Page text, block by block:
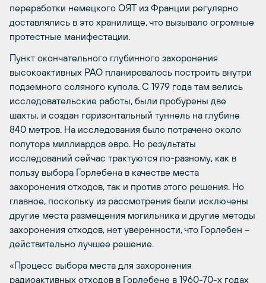
переработки немецкого ОЯТ из Франции регулярно
доставлялись в это хранилище, что вызывало огромные
протестные манифестации.
Пункт окончательного глубинного захоронения
высокоактивных РАО планировалось построить внутри
подземного соляного купола. С 1979 года там велись
исследовательские работы, были пробурены две
шахты, и создан горизонтальный туннель на глубине
840 метров. На исследования было потрачено около
полутора миллиардов евро. Но результаты
исследований сейчас трактуются по-разному, как в
пользу выбора Горлебена в качестве места
захоронения отходов, так и против этого решения. Но
главное, поскольку из рассмотрения были исключены
другие места размещения могильника и другие методы
захоронения отходов, нет уверенности, что Горлебен –
действительно лучшее решение.
«Процесс выбора места для захоронения
радиоактивных отходов в Горлебене в 1960-70-х годах